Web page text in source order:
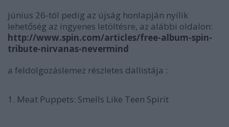
június 26-tól pedig az újság honlapján nyílik
lehetőség az ingyenes letöltésre, az alábbi oldalon:
http://www.spin.com/articles/free-album-spin-
tribute-nirvanas-nevermind
a feldolgozáslemez részletes dallistája :
1. Meat Puppets: Smells Like Teen Spirit